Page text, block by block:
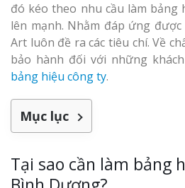
đó kéo theo nhu cầu làm bảng
lên mạnh. Nhằm đáp ứng
Art luôn đề ra các tiêu chí. Về
bảo hành đối với những
bảng hiệu công ty.
Mục lục
Tại sao cần làm bảng